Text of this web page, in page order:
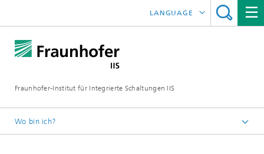
Fraunhofer-Institut für Integrierte Schaltungen IIS
LANGUAGE
中文
Wo bin ich?